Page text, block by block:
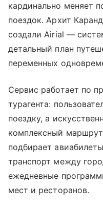
кардинально меняет
поездок. Архит
создали Airial —
детальный план
переменных
Сервис работает по
турагента:
поездку, а
комплексный
подбирает
транспорт между
ежедневные
мест и ресторанов.